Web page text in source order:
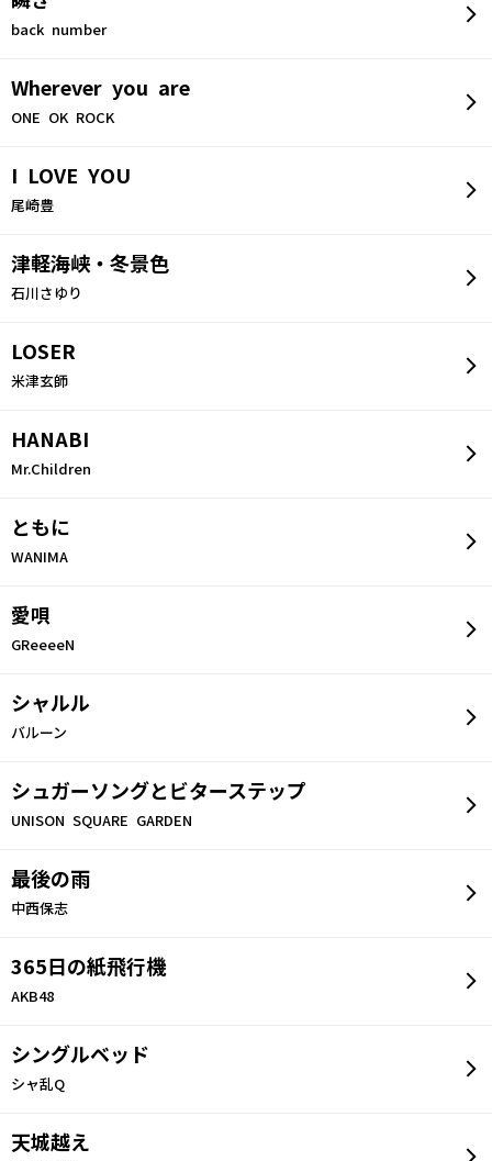
back number
Wherever you are
ONE OK ROCK
I LOVE YOU
尾崎豊
津軽海峡・冬景色
石川さゆり
LOSER
米津玄師
HANABI
Mr.Children
ともに
WANIMA
愛唄
GReeeeN
シャルル
バルーン
シュガーソングとビターステップ
UNISON SQUARE GARDEN
最後の雨
中西保志
365日の紙飛行機
AKB48
シングルベッド
シャ乱Q
天城越え